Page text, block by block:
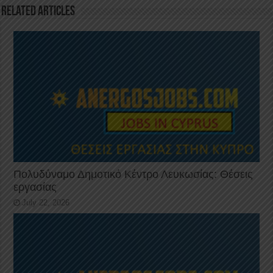
o
k
Related Articles
Πολυδύναμο Δημοτικό Κέντρο Λευκωσίας: Θέσεις
εργασίας
July 22, 2026